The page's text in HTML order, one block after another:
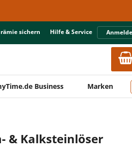
sichern Hilfe & Service
Business Marken
& Kalksteinlöser